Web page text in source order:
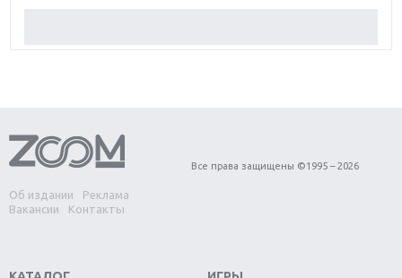
Обзор игры Forza Horizon 4: вершина эволюции
Две важных новинки для консолей: Spider-Man и
Divinity Original Sin 2
Об издании
Реклама
Вакансии
Контакты
Все права защищены ©1995 – 2026